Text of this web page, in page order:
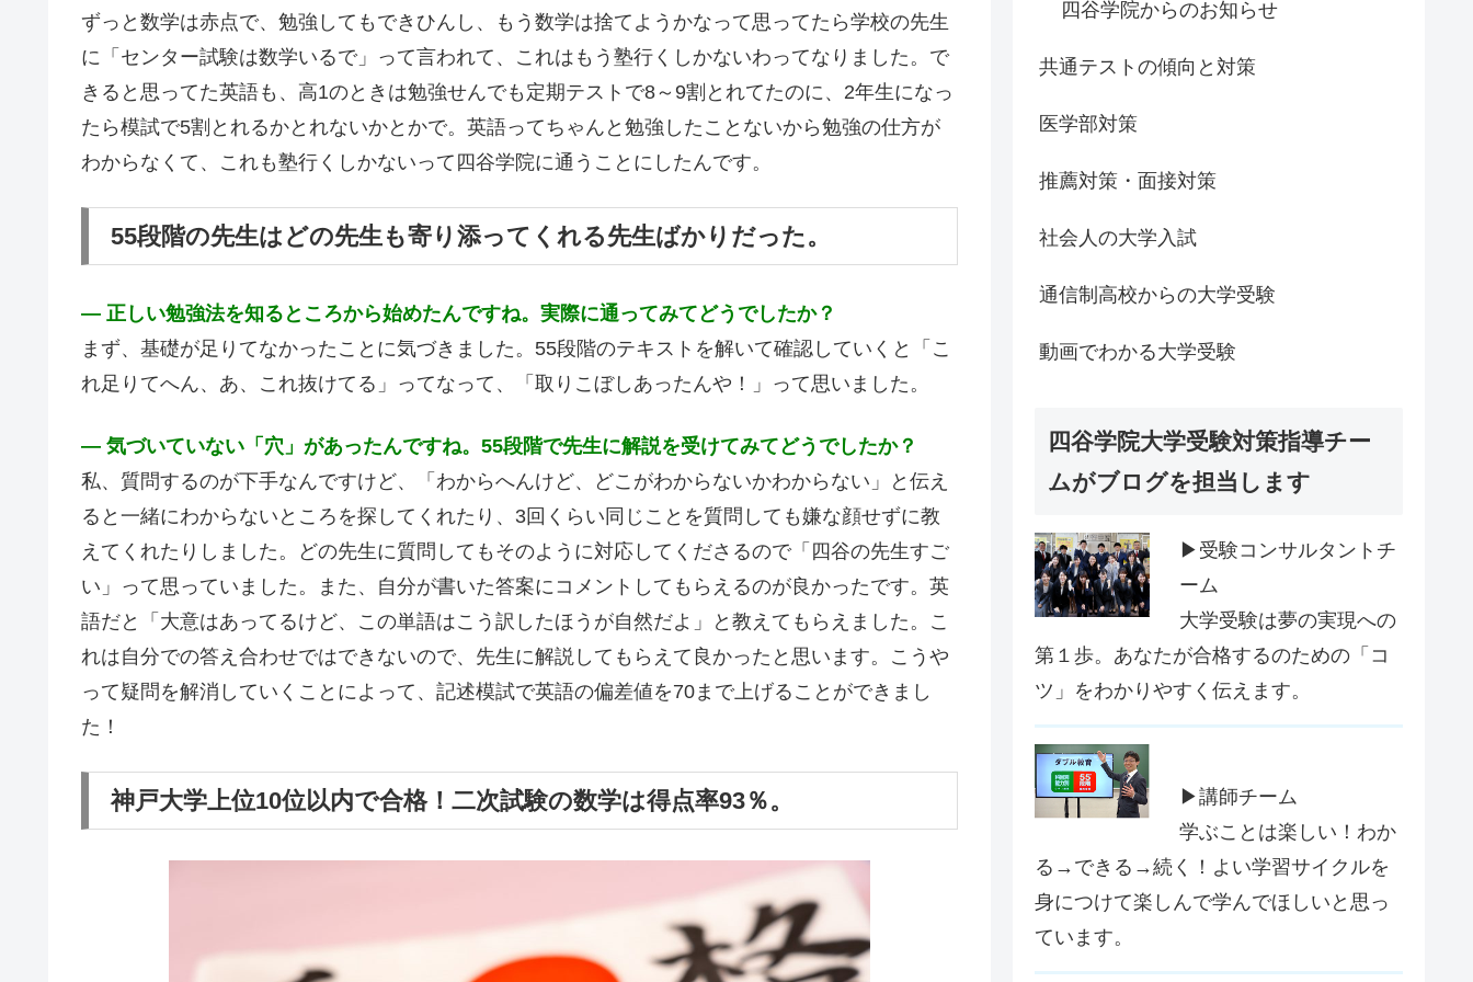
ずっと数学は赤点で、勉強してもできひんし、もう数学は捨てようかなって思ってたら学校の先生
に「センター試験は数学いるで」って言われて、これはもう塾行くしかないわってなりました。で
きると思ってた英語も、高1のときは勉強せんでも定期テストで8～9割とれてたのに、2年生になっ
たら模試で5割とれるかとれないかとかで。英語ってちゃんと勉強したことないから勉強の仕方が
わからなくて、これも塾行くしかないって四谷学院に通うことにしたんです。
55段階の先生はどの先生も寄り添ってくれる先生ばかりだった。
― 正しい勉強法を知るところから始めたんですね。実際に通ってみてどうでしたか？
まず、基礎が足りてなかったことに気づきました。55段階のテキストを解いて確認していくと「こ
れ足りてへん、あ、これ抜けてる」ってなって、「取りこぼしあったんや！」って思いました。
― 気づいていない「穴」があったんですね。55段階で先生に解説を受けてみてどうでしたか？
私、質問するのが下手なんですけど、「わからへんけど、どこがわからないかわからない」と伝え
ると一緒にわからないところを探してくれたり、3回くらい同じことを質問しても嫌な顔せずに教
えてくれたりしました。どの先生に質問してもそのように対応してくださるので「四谷の先生すご
い」って思っていました。また、自分が書いた答案にコメントしてもらえるのが良かったです。英
語だと「大意はあってるけど、この単語はこう訳したほうが自然だよ」と教えてもらえました。こ
れは自分での答え合わせではできないので、先生に解説してもらえて良かったと思います。こうや
って疑問を解消していくことによって、記述模試で英語の偏差値を70まで上げることができまし
た！
神戸大学上位10位以内で合格！二次試験の数学は得点率93％。
四谷学院からのお知らせ
共通テストの傾向と対策
医学部対策
推薦対策・面接対策
社会人の大学入試
通信制高校からの大学受験
動画でわかる大学受験
四谷学院大学受験対策指導チー
ムがブログを担当します
▶受験コンサルタントチ
ーム
大学受験は夢の実現への
第１歩。あなたが合格するのための「コ
ツ」をわかりやすく伝えます。
▶講師チーム
学ぶことは楽しい！わか
る→できる→続く！よい学習サイクルを
身につけて楽しんで学んでほしいと思っ
ています。